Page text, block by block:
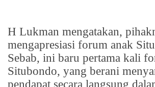
H Lukman mengatakan,
mengapresiasi forum anak
Sebab, ini baru pertama kali
Situbondo, yang berani
pendapat secara langsung